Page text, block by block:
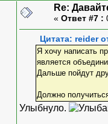
Re:
« Ответ #7 :
Цитата: reider
Я хочу написать
является
Дальше пойдут
Должно
Улыбнуло.